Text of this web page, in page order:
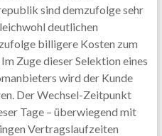
sind demzufolge sehr
deutlichen
billigere Kosten zum
Zuge dieser Selektion eines
wird der Kunde
Der Wechsel-Zeitpunkt
Tage – überwiegend mit
Vertragslaufzeiten